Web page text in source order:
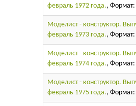
февраль 1972 года., Формат:
Моделист - конструктор.
февраль 1973 года., Формат:
Моделист - конструктор.
февраль 1974 года., Формат:
Моделист - конструктор.
февраль 1975 года., Формат: